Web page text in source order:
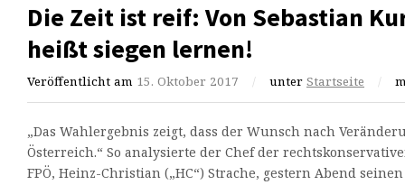
Die Zeit ist reif: Von Sebastian
heißt siegen lernen!
Veröffentlicht am 15. Oktober 2017 / unter Startseite /
„Das Wahlergebnis zeigt, dass der Wunsch nach
Österreich.“ So analysierte der Chef der
FPÖ, Heinz-Christian („HC“) Strache, gestern Abend